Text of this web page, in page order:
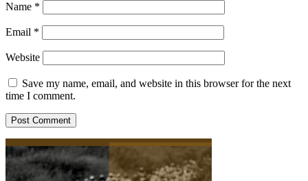
Name *
Email *
Website
Save my name, email, and website in this browser for the next
time I comment.